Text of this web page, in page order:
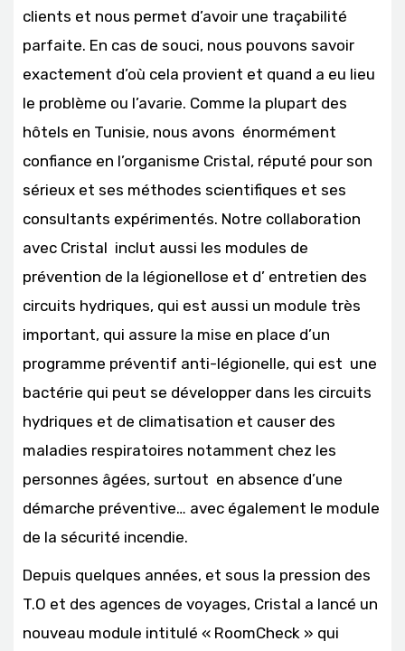
clients et nous permet d’avoir une traçabilité
parfaite. En cas de souci, nous pouvons savoir
exactement d’où cela provient et quand a eu lieu
le problème ou l’avarie. Comme la plupart des
hôtels en Tunisie, nous avons énormément
confiance en l’organisme Cristal, réputé pour son
sérieux et ses méthodes scientifiques et ses
consultants expérimentés. Notre collaboration
avec Cristal inclut aussi les modules de
prévention de la légionellose et d’ entretien des
circuits hydriques, qui est aussi un module très
important, qui assure la mise en place d’un
programme préventif anti-légionelle, qui est une
bactérie qui peut se développer dans les circuits
hydriques et de climatisation et causer des
maladies respiratoires notamment chez les
personnes âgées, surtout en absence d’une
démarche préventive… avec également le module
de la sécurité incendie.
Depuis quelques années, et sous la pression des
T.O et des agences de voyages, Cristal a lancé un
nouveau module intitulé « RoomCheck » qui